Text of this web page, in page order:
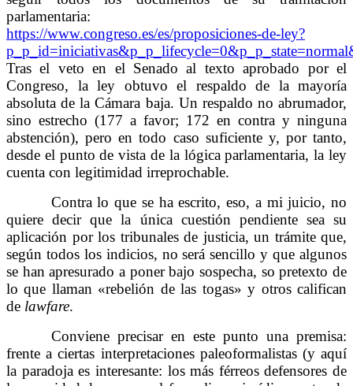
parlamentaria:
https://www.congreso.es/es/proposiciones-de-ley?
Tras el veto en el Senado al texto aprobado por el
Congreso, la ley obtuvo el respaldo de la mayoría
absoluta de la Cámara baja. Un respaldo no abrumador,
sino estrecho (177 a favor; 172 en contra y ninguna
abstención), pero en todo caso suficiente y, por tanto,
desde el punto de vista de la lógica parlamentaria, la ley
cuenta con legitimidad irreprochable.
Contra lo que se ha escrito, eso, a mi juicio, no
quiere decir que la única cuestión pendiente sea su
aplicación por los tribunales de justicia, un trámite que,
según todos los indicios, no será sencillo y que algunos
se han apresurado a poner bajo sospecha, so pretexto de
lo que llaman «rebelión de las togas» y otros califican
de lawfare.
Conviene precisar en este punto una premisa:
frente a ciertas interpretaciones paleoformalistas (y aquí
la paradoja es interesante: los más férreos defensores de